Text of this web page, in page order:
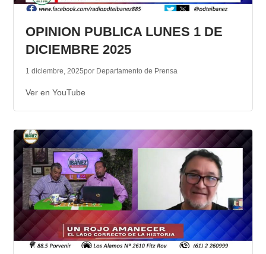
OPINION PUBLICA LUNES 1 DE
DICIEMBRE 2025
1 diciembre, 2025por Departamento de Prensa
Ver en YouTube